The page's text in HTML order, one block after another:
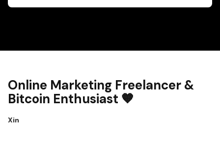
Online Marketing Freelancer &
Bitcoin Enthusiast 🧡
Xin